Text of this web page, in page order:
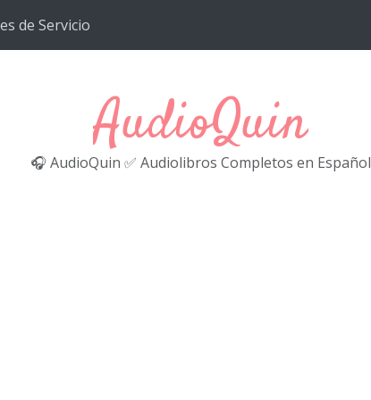
de Servicio
AudioQuin
🎧 AudioQuin ✅ Audiolibros Completos en Español